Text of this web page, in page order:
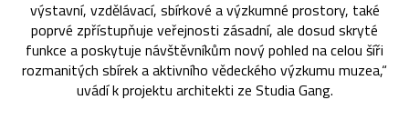
výstavní, vzdělávací, sbírkové a výzkumné prostory, také
poprvé zpřístupňuje veřejnosti zásadní, ale dosud skryté
funkce a poskytuje návštěvníkům nový pohled na celou šíři
rozmanitých sbírek a aktivního vědeckého výzkumu muzea,“
uvádí k projektu architekti ze Studia Gang.